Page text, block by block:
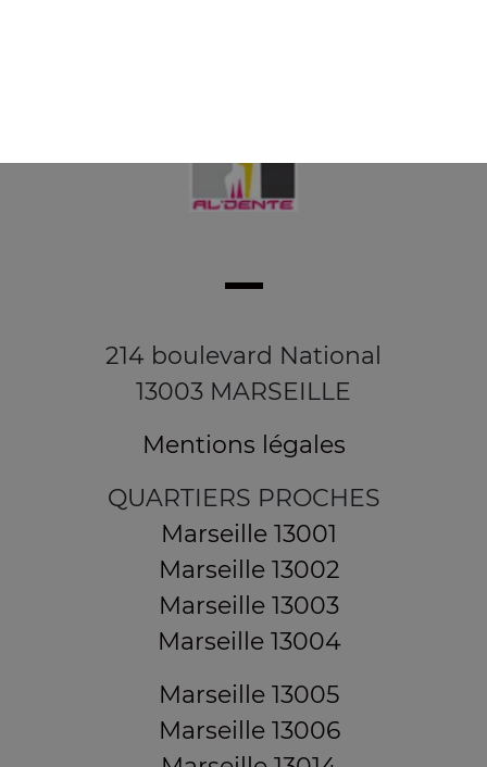
214 boulevard National
13003 MARSEILLE
Mentions légales
QUARTIERS PROCHES
Marseille 13001
Marseille 13002
Marseille 13003
Marseille 13004
Marseille 13005
Marseille 13006